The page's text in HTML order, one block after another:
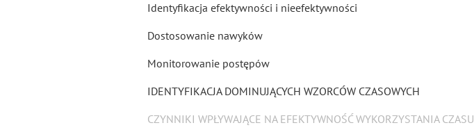
Identyfikacja efektywności i nieefektywności
Dostosowanie nawyków
Monitorowanie postępów
IDENTYFIKACJA DOMINUJĄCYCH WZORCÓW CZASOWYCH
CZYNNIKI WPŁYWAJĄCE NA EFEKTYWNOŚĆ WYKORZYSTANIA CZASU